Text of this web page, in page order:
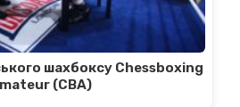
шахбоксу Chessboxing
(CBA)